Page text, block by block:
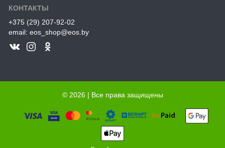
КОНТАКТЫ
+375 (29) 207-92-02
email: eos_shop@eos.by
© 2026 | Все права защищены